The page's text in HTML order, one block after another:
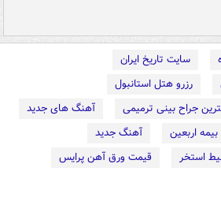
سایت تاریخ ایران
رزرو هتل استانبول
جراح بینی ترمیمی
آهنگ های جدید
اربعین
آهنگ جدید
استخر
قیمت ورق آهن پرایس